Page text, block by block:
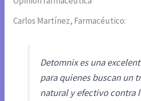
Carlos Martínez, Farmacéutico:
Detomnix es una
para quienes buscan un
natural y efectivo contra